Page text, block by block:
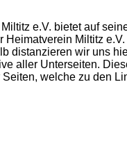
e.V. bietet auf
Heimatverein Miltitz e.V.
distanzieren wir uns
aller Unterseiten.
welche zu den